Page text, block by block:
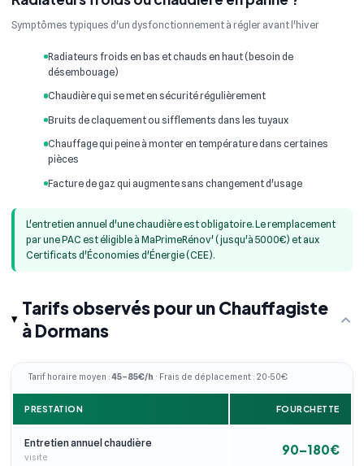
Symptômes typiques d'un dysfonctionnement à régler avant l'hiver
Radiateurs froids en bas et chauds en haut (besoin de
désembouage)
Chaudière qui se met en sécurité régulièrement
Bruits de claquement ou sifflements dans les tuyaux
Chauffage qui peine à monter en température dans certaines
pièces
Facture de gaz qui augmente sans changement d'usage
L'entretien annuel d'une chaudière est obligatoire. Le remplacement
par une PAC est éligible à MaPrimeRénov' (jusqu'à 5000€) et aux
Certificats d'Économies d'Énergie (CEE).
Tarifs observés pour un Chauffagiste
à Dormans
Tarif horaire moyen :45–85€/h · Frais de déplacement : 20-50€
PRESTATION FOURCHETTE
Entretien annuel chaudière
visite 90–180€